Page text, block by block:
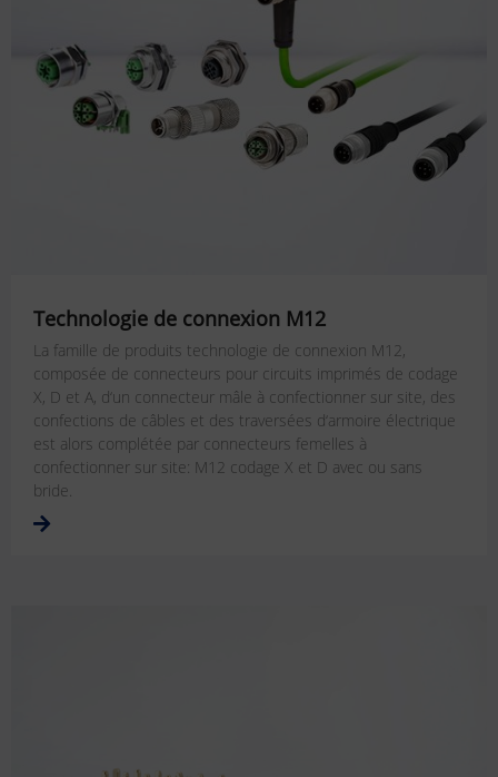
Technologie de connexion M12
La famille de produits technologie de connexion M12,
composée de connecteurs pour circuits imprimés de codage
X, D et A, d‘un connecteur mâle à confectionner sur site, des
confections de câbles et des traversées d‘armoire électrique
est alors complétée par connecteurs femelles à
confectionner sur site: M12 codage X et D avec ou sans
bride.